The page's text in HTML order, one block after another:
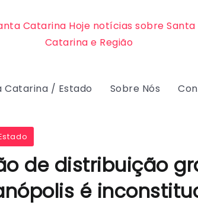
Catarina / Estado Sobre Nós
de distribuição
é